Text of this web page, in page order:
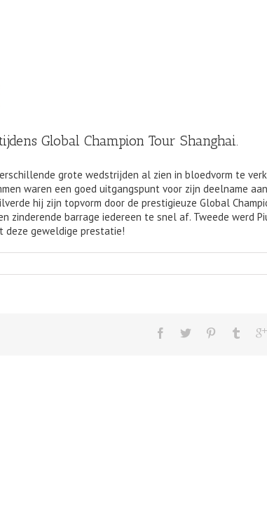
Global Champion Tour Shanghai.
grote wedstrijden al zien in bloedvorm te
waren een goed uitgangspunt voor zijn deelname
hij zijn topvorm door de prestigieuze Global
zinderende barrage iedereen te snel af. Tweede werd
deze geweldige prestatie!